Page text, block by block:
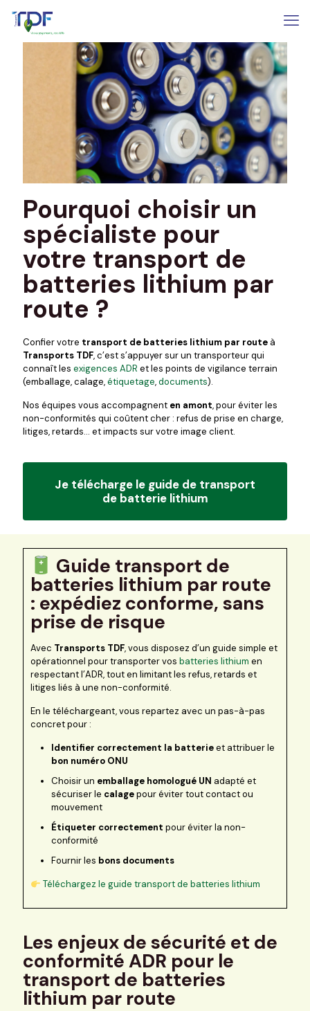
Pourquoi choisir un
spécialiste pour
votre transport de
batteries lithium par
route ?
Confier votre transport de batteries lithium par route à
Transports TDF, c’est s’appuyer sur un transporteur qui
connaît les exigences ADR et les points de vigilance terrain
(emballage, calage,étiquetage,documents).
Nos équipes vous accompagnent en amont, pour éviter les
non-conformités qui coûtent cher : refus de prise en charge,
litiges, retards… et impacts sur votre image client.
Je télécharge le guide de transport
de batterie lithium
Guide transport de
batteries lithium par route
: expédiez conforme, sans
prise de risque
Avec Transports TDF, vous disposez d’un guide simple et
opérationnel pour transporter vos batteries lithium en
respectant l’ADR, tout en limitant les refus, retards et
litiges liés à une non-conformité.
En le téléchargeant, vous repartez avec un pas-à-pas
concret pour :
Identifier correctement la batterieet attribuer le
bon numéro ONU
Choisir un emballage homologué UN adapté et
sécuriser le calagepour éviter tout contact ou
mouvement
Étiqueter correctement pour éviter la non-
conformité
Fournir les bons documents
Téléchargez le guide transport de batteries lithium
Les enjeux de sécurité et de
conformité ADR pour le
transport de batteries
lithium par route